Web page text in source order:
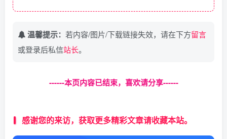
温馨提示： 若内容/图片/下载链接失效，请在下方留言
或登录后私信站长。
------本页内容已结束，喜欢请分享------
感谢您的来访，获取更多精彩文章请收藏本站。